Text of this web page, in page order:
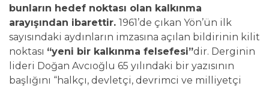
bunların hedef noktası olan kalkınma
arayışından ibarettir. 1961’de çıkan Yön’ün ilk
sayısındaki aydınların imzasına açılan bildirinin kilit
noktası “yeni bir kalkınma felsefesi”dir. Derginin
lideri Doğan Avcıoğlu 65 yılındaki bir yazısının
başlığını “halkçı, devletçi, devrimci ve milliyetçi